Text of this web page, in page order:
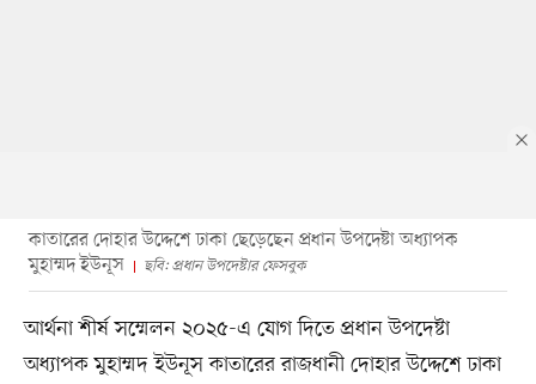
কাতারের দোহার উদ্দেশে ঢাকা ছেড়েছেন প্রধান উপদেষ্টা অধ্যাপক
মুহাম্মদ ইউনূস
ছবি: প্রধান উপদেষ্টার ফেসবুক
আর্থনা শীর্ষ সম্মেলন ২০২৫-এ যোগ দিতে প্রধান উপদেষ্টা
অধ্যাপক মুহাম্মদ ইউনূস কাতারের রাজধানী দোহার উদ্দেশে ঢাকা